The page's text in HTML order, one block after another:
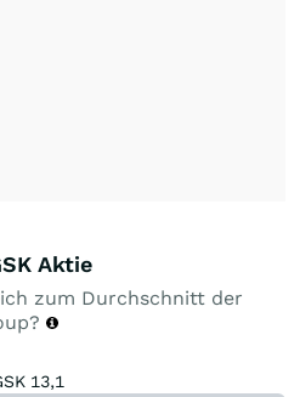
Aktie
zum Durchschnitt der
13,1